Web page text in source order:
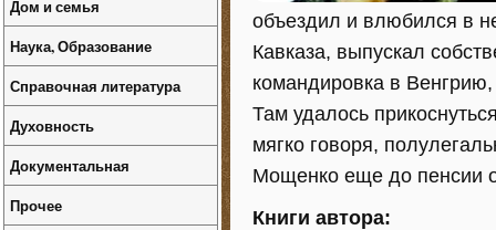
объездил и влюбился в
Кавказа, выпускал
командировка в
Там удалось
мягко говоря,
Мощенко еще до пенсии
Книги автора:
Дом и семья
Наука, Образование
Справочная литература
Духовность
Документальная
Прочее